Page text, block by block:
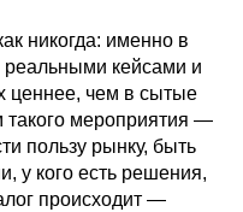
никогда: именно в
кейсами и
ценнее, чем в сытые
такого мероприятия —
пользу рынку, быть
у кого есть решения,
происходит —